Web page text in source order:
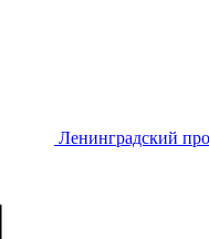
Ленинградский